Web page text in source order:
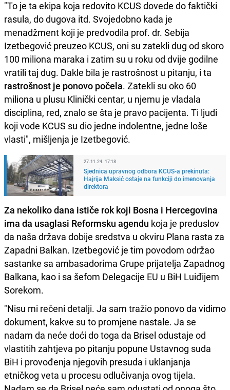
"To je ta ekipa koja redovito KCUS dovede do faktički
rasula, do dugova itd. Svojedobno kada je
menadžment koji je predvodila prof. dr. Sebija
Izetbegović preuzeo KCUS, oni su zatekli dug od skoro
100 miliona maraka i zatim su u roku od dvije godilne
vratili taj dug. Dakle bila je rastrošnost u pitanju, i ta
rastrošnost je ponovo počela. Zatekli su oko 60
miliona u plusu Klinički centar, u njemu je vladala
disciplina, red, znalo se šta je pravo pacijenta. Ti ljudi
koji vode KCUS su dio jedne indolentne, jedne loše
vlasti", mišljenja je Izetbegović.
27.11.24. 17:18
Sjednica upravnog odbora KCUS-a prekinuta:
Hajrija Maksić ostaje na funkciji do imenovanja
direktora
Za nekoliko dana ističe rok koji Bosna i Hercegovina
ima da usaglasi Reformsku agendu koja je preduslov
da naša država dobije sredstva u okviru Plana rasta za
Zapadni Balkan. Izetbegović je tim povodom održao
sastanke sa ambasadorima Grupe prijatelja Zapadnog
Balkana, kao i sa šefom Delegacije EU u BiH Luiđijem
Sorekom.
"Nisu mi rečeni detalji. Ja sam tražio ponovo da vidimo
dokument, kakve su to promjene nastale. Ja se
nadam da neće doći do toga da Brisel odustaje od
vlastitih zahtjeva po pitanju popune Ustavnog suda
BiH i provođenja njegovih presuda i uklanjanja
etničkog veta u procesu odlučivanja ovog tijela.